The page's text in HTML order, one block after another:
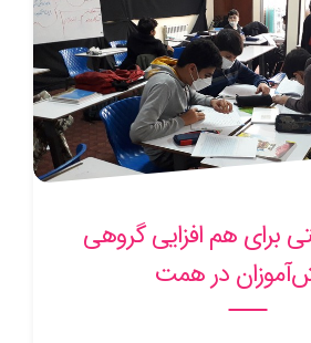
برای هم افزایی گروهی
در همت